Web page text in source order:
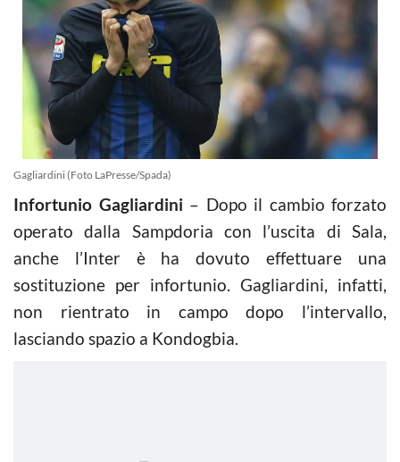
Gagliardini (Foto LaPresse/Spada)
Infortunio Gagliardini – Dopo il cambio forzato
operato dalla Sampdoria con l’uscita di Sala,
anche l’Inter è ha dovuto effettuare una
sostituzione per infortunio. Gagliardini, infatti,
non rientrato in campo dopo l’intervallo,
lasciando spazio a Kondogbia.